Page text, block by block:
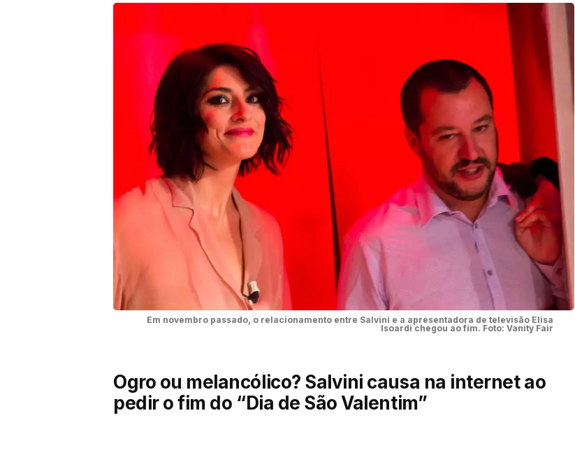
Em novembro passado, o relacionamento entre Salvini e a apresentadora de televisão Elisa
Isoardi chegou ao fim. Foto: Vanity Fair
Ogro ou melancólico? Salvini causa na internet ao
pedir o fim do “Dia de São Valentim”